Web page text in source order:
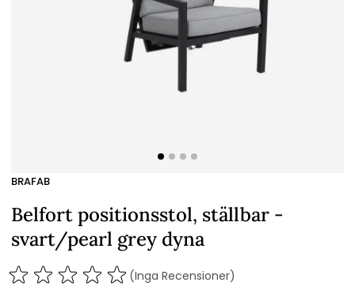
BRAFAB
Belfort positionsstol, ställbar -
svart/pearl grey dyna
(Inga Recensioner)